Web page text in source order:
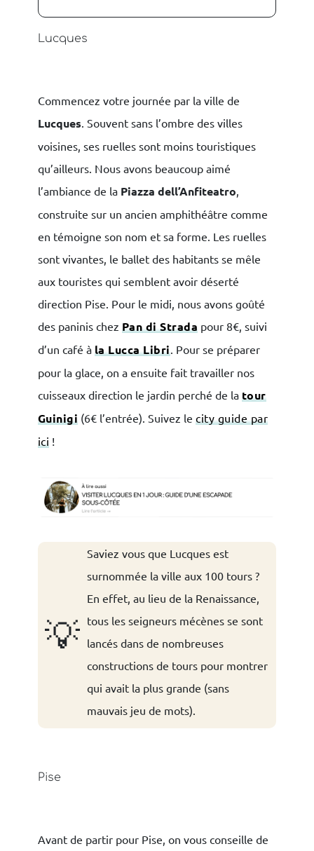
Lucques
Commencez votre journée par la ville de
Lucques. Souvent sans l’ombre des villes
voisines, ses ruelles sont moins touristiques
qu’ailleurs. Nous avons beaucoup aimé
l’ambiance de la Piazza dell’Anfiteatro,
construite sur un ancien amphithéâtre comme
en témoigne son nom et sa forme. Les ruelles
sont vivantes, le ballet des habitants se mêle
aux touristes qui semblent avoir déserté
direction Pise. Pour le midi, nous avons goûté
des paninis chez Pan di Strada pour 8€, suivi
d’un café à la Lucca Libri. Pour se préparer
pour la glace, on a ensuite fait travailler nos
cuisseaux direction le jardin perché de la tour
Guinigi (6€ l’entrée). Suivez lecity guide par
ici !
💡
Saviez vous que Lucques est
surnommée la ville aux 100 tours ?
En effet, au lieu de la Renaissance,
tous les seigneurs mécènes se sont
lancés dans de nombreuses
constructions de tours pour montrer
qui avait la plus grande (sans
mauvais jeu de mots).
Pise
Avant de partir pour Pise, on vous conseille de